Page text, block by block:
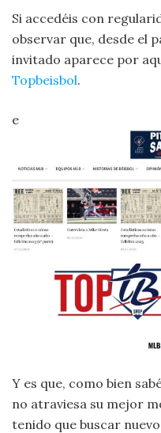
Si accedéis con
observar que, desde el
invitado aparece por
Topbeisbol.
e
Y es que, como bien
no atraviesa su mejor
tenido que buscar